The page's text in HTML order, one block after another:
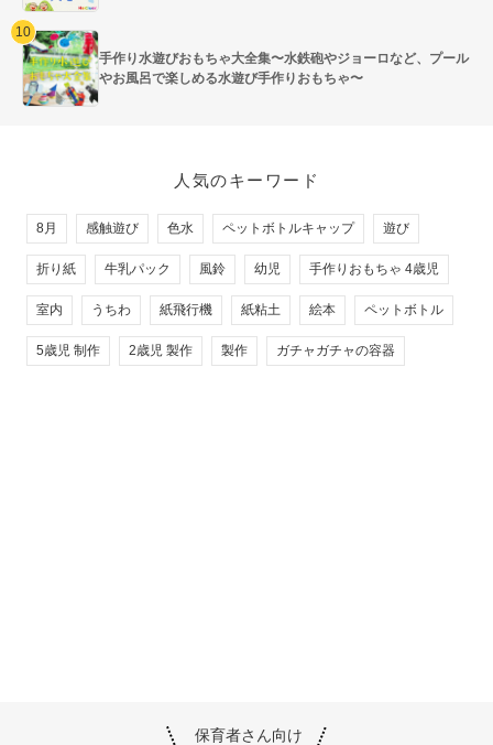
手作り水遊びおもちゃ大全集〜水鉄砲やジョーロなど、プール
やお風呂で楽しめる水遊び手作りおもちゃ〜
人気のキーワード
8月 感触遊び 色水 ペットボトルキャップ 遊び
折り紙 牛乳パック 風鈴 幼児 手作りおもちゃ 4歳児
室内 うちわ 紙飛行機 紙粘土 絵本 ペットボトル
5歳児 制作 2歳児 製作 製作 ガチャガチャの容器
保育者さん向け